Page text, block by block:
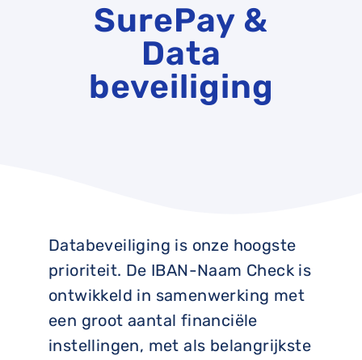
SurePay &
Data
beveiliging
Databeveiliging is onze hoogste
prioriteit. De IBAN-Naam Check is
ontwikkeld in samenwerking met
een groot aantal financiële
instellingen, met als belangrijkste